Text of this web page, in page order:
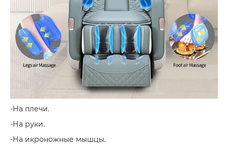
-На плечи.
-На руки.
-На икроножные мышцы.